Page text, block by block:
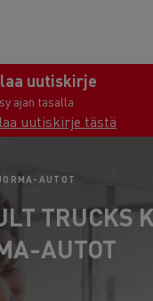
uutiskirje
ajan tasalla
uutiskirje tästä
AUTOT
TRUCKS
AUTOT